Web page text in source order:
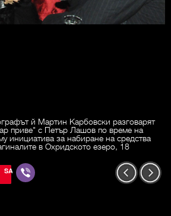
й Мартин Карбовски разговарят
приве" с Петър Лашов по време на
инициатива за набиране на средства
в Охридското езеро, 18
SAVE